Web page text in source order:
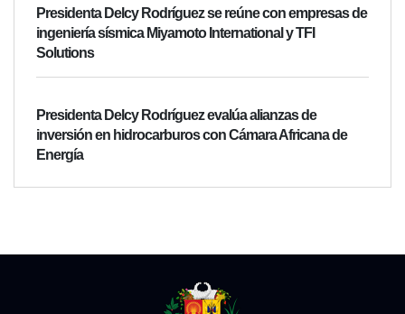
Presidenta Delcy Rodríguez se reúne con empresas de
ingeniería sísmica Miyamoto International y TFI
Solutions
Presidenta Delcy Rodríguez evalúa alianzas de
inversión en hidrocarburos con Cámara Africana de
Energía